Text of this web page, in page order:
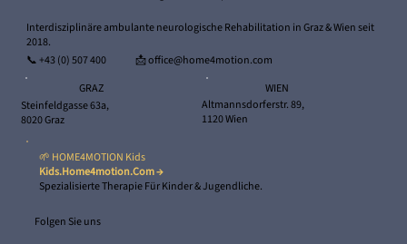
Interdisziplinäre ambulante neurologische Rehabilitation in Graz & Wien seit
2018.
📞+43 (0) 507 400 📩 office@home4motion.com
GRAZ
Steinfeldgasse 63a,
8020 Graz
WIEN
Altmannsdorferstr. 89,
1120 Wien
🌱 HOME4MOTION Kids
Kids.home4motion.com →
Spezialisierte Therapie Für Kinder & Jugendliche.
Folgen Sie uns